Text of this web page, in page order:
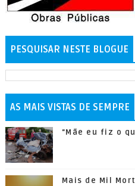
PESQUISAR NESTE BLOGUE
AS MAIS VISTAS DE SEMPRE
"Mãe eu fiz o
Mais de Mil